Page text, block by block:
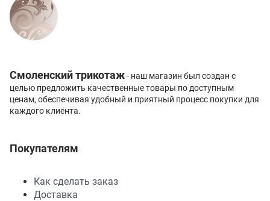
Смоленский трикотаж- наш магазин был создан с
целью предложить качественные товары по доступным
ценам, обеспечивая удобный и приятный процесс покупки для
каждого клиента.
Покупателям
Как сделать заказ
Доставка